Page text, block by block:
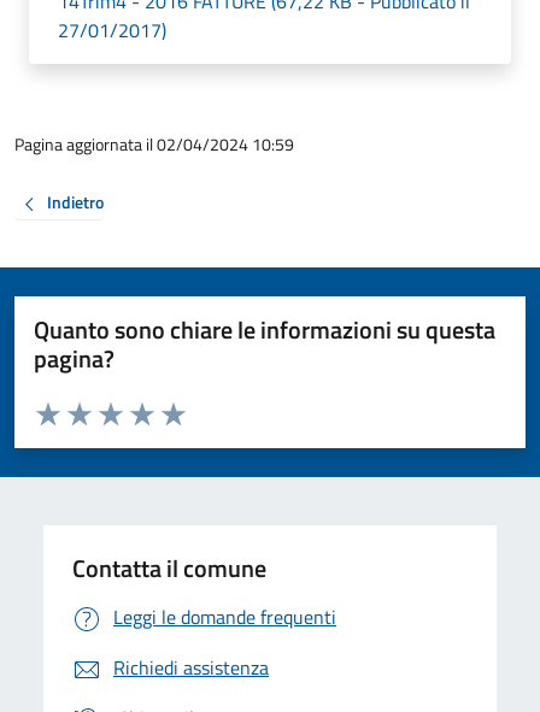
27/01/2017)
Pagina aggiornata il 02/04/2024 10:59
Indietro
Quanto sono chiare le informazioni su questa
pagina?
Valuta da 1 a 5 stelle la pagina
Valuta 5 stelle su 5
Valuta 4 stelle su 5
Valuta 3 stelle su 5
Valuta 2 stelle su 5
Valuta 1 stelle su 5
Contatta il comune
Leggi le domande frequenti
Richiedi assistenza